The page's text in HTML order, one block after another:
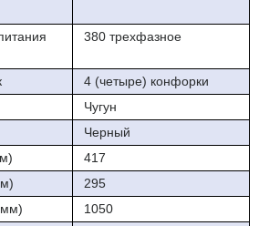
В 400
4
конфорки, кВт 3
м2 0,48
конфорки, °C, не более 480
380 трехфазное
4 (четыре) конфорки
Чугун
Черный
417
295
1050